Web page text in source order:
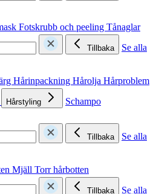
Fotskrubb och peeling Tånaglar
Tillbaka
Se alla
Hårinpackning Hårolja Hårproblem
Hårstyling
Schampo
Tillbaka
Se alla
Mjäll Torr hårbotten
Tillbaka
Se alla